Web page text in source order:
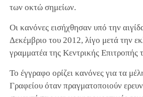
των οκτώ σημείων.
Οι κανόνες εισήχθησαν υπό την
Δεκέμβριο του 2012, λίγο μετά την
γραμματέα της Κεντρικής
Το έγγραφο ορίζει κανόνες για τα
Γραφείου όταν πραγματοποιούν